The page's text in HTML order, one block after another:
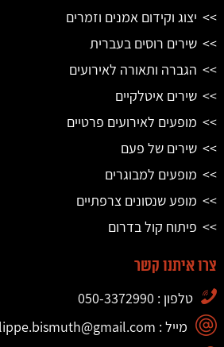
יצוג וקידום אמנים וזמרים
שירים רוסים בעברית
הגברה ותאורה לאירועים
שירים איטלקיים
מופעים לאירועים פרטיים
שירים של פעם
מופעים למבוגרים
מופע שנסונים צרפתיים
פיתוח קול בדרום
צרו איתנו קשר
טלפון : 050-3372990
מייל : philippe.bismuth@gmail.com